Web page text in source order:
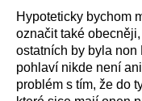
Hypoteticky bychom
označit také
ostatních by byla non
pohlaví nikde není
problém s tím, že do